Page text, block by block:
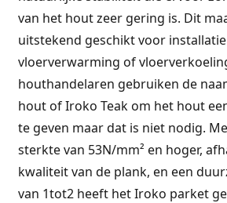
van het hout zeer gering is. Dit
uitstekend geschikt voor
vloerverwarming of
houthandelaren gebruiken de
hout of Iroko Teak om het hout
te geven maar dat is niet nodig.
sterkte van 53N/mm² en hoger,
kwaliteit van de plank, en een
van 1tot2 heeft het Iroko parket